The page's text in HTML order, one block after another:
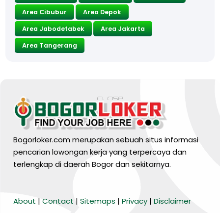
Area Cibubur
Area Depok
Area Jabodetabek
Area Jakarta
Area Tangerang
Bogorloker.com merupakan sebuah situs informasi
pencarian lowongan kerja yang terpercaya dan
terlengkap di daerah Bogor dan sekitarnya.
About | Contact | Sitemaps | Privacy | Disclaimer